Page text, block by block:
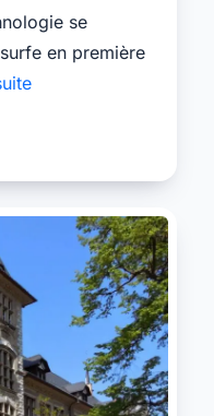
se
en première